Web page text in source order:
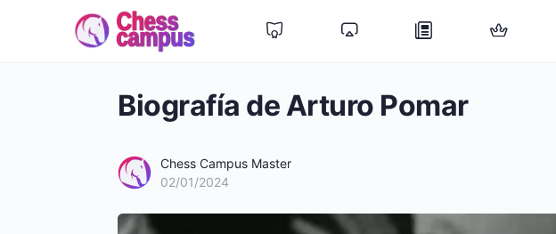
Biografía de Arturo Pomar
Chess Campus Master
02/01/2024